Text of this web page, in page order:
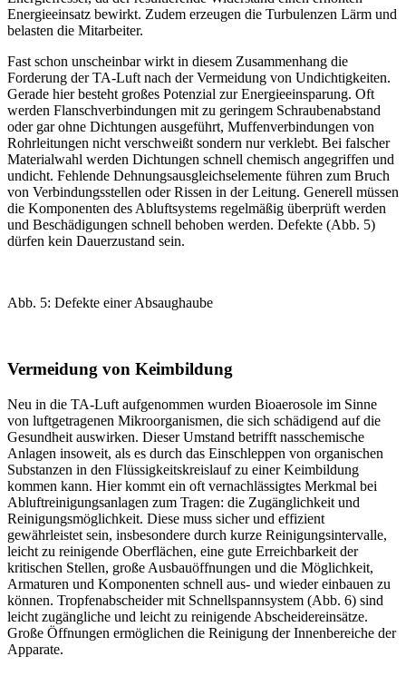
Energieeinsatz bewirkt. Zudem erzeugen die Turbulenzen Lärm und
belasten die Mitarbeiter.
Fast schon unscheinbar wirkt in diesem Zusammenhang die
Forderung der TA-Luft nach derVermeidung von Undichtigkeiten.
Gerade hier besteht großes Potenzial zur Energieeinsparung. Oft
werden Flanschverbindungen mit zu geringem Schraubenabstand
oder gar ohne Dichtungen ausgeführt, Muffenverbindungen von
Rohrleitungen nicht verschweißt sondern nur verklebt. Bei falscher
Materialwahl werden Dichtungen schnell chemisch angegriffen und
undicht. Fehlende Dehnungsausgleichselemente führen zum Bruch
von Verbindungsstellen oder Rissen in der Leitung. Generell müssen
die Komponenten des Abluftsystems regelmäßig überprüft werden
und Beschädigungen schnell behoben werden. Defekte (Abb. 5)
dürfen kein Dauerzustand sein.
Abb. 5: Defekte einer Absaughaube
Vermeidung von Keimbildung
Neu in die TA-Luft aufgenommen wurden Bioaerosole im Sinne
von luftgetragenen Mikroorganismen, die sich schädigend auf die
Gesundheit auswirken. Dieser Umstand betrifft nasschemische
Anlagen insoweit, als es durch das Einschleppen von organischen
Substanzen in den Flüssigkeitskreislauf zu einer Keimbildung
kommen kann. Hier kommt ein oft vernachlässigtes Merkmal bei
Abluftreinigungsanlagen zum Tragen: die Zugänglichkeit und
Reinigungsmöglichkeit. Diese muss sicher und effizient
gewährleistet sein, insbesondere durch kurze Reinigungsintervalle,
leicht zu reinigende Oberflächen, eine gute Erreichbarkeit der
kritischen Stellen, große Ausbauöffnungen und die Möglichkeit,
Armaturen und Komponenten schnell aus- und wieder einbauen zu
können. Tropfenabscheider mit Schnellspannsystem (Abb. 6) sind
leicht zugängliche und leicht zu reinigende Abscheidereinsätze.
Große Öffnungen ermöglichen die Reinigung der Innenbereiche der
Apparate.